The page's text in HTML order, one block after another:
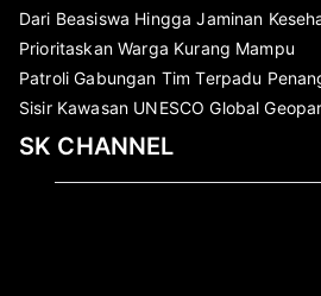
Dari Beasiswa Hingga Jaminan
Prioritaskan Warga Kurang Mampu
Patroli Gabungan Tim Terpadu
Sisir Kawasan UNESCO Global
SK CHANNEL